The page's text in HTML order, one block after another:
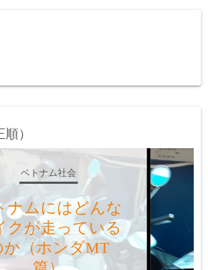
）
ベトナム社会
ナムにはどんな
クが走っている
か？（ホンダAT
篇）